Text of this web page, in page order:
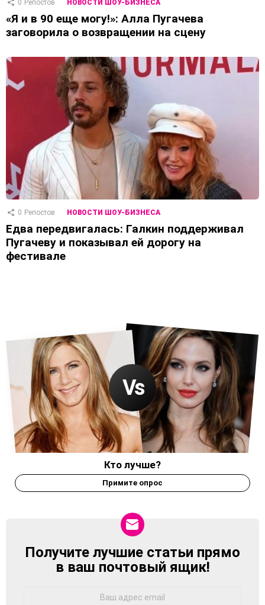
0 Репостов НОВОСТИ ШОУ-БИЗНЕСА
«Я и в 90 еще могу!»: Алла Пугачева
заговорила о возвращении на сцену
0 Репостов НОВОСТИ ШОУ-БИЗНЕСА
Едва передвигалась: Галкин поддерживал
Пугачеву и показывал ей дорогу на
фестивале
Кто лучше?
Примите опрос
NEWSLETTER
Получите лучшие статьи прямо
в ваш почтовый ящик!